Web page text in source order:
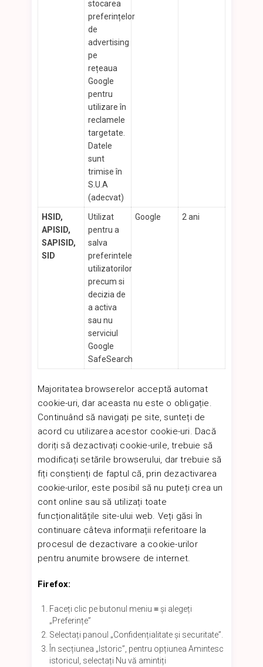
stocarea
preferințelor
de
advertising
pe
rețeaua
Google
pentru
utilizare în
reclamele
targetate.
Datele
sunt
trimise în
S.U.A
(adecvat)
HSID,
APISID,
SAPISID,
SID
Utilizat
pentru a
salva
preferintele
utilizatorilor
precum si
decizia de
a activa
sau nu
serviciul
Google
SafeSearch
Google 2 ani
Majoritatea browserelor acceptă automat
cookie-uri, dar aceasta nu este o obligație.
Continuând să navigați pe site, sunteți de
acord cu utilizarea acestor cookie-uri. Dacă
doriți să dezactivați cookie-urile, trebuie să
modificați setările browserului, dar trebuie să
fiți conștienți de faptul că, prin dezactivarea
cookie-urilor, este posibil să nu puteți crea un
cont online sau să utilizați toate
funcționalitățile site-ului web. Veți găsi în
continuare câteva informații referitoare la
procesul de dezactivare a cookie-urilor
pentru anumite browsere de internet.
Firefox:
Faceți clic pe butonul meniu ≡ și alegeți
„Preferințe”
Selectați panoul „Confidențialitate și securitate”.
În secțiunea „Istoric”, pentru opțiunea Amintesc
istoricul, selectați Nu vă amintiți